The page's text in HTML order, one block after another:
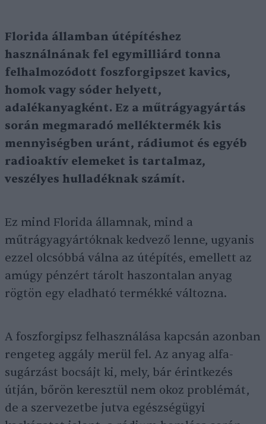
Florida államban útépítéshez
használnának fel egymilliárd tonna
felhalmozódott foszforgipszet kavics,
homok vagy sóder helyett,
adalékanyagként. Ez a műtrágyagyártás
során megmaradó melléktermék kis
mennyiségben uránt, rádiumot és egyéb
radioaktív elemeket is tartalmaz,
veszélyes hulladéknak számít.
Ez mind Florida államnak, mind a
műtrágyagyártóknak kedvező lenne, ugyanis
ezzel olcsóbbá válna az útépítés, emellett az
amúgy pénzért tárolt haszontalan anyag
rögtön egy eladható termékké változna.
A foszforgipsz felhasználása kapcsán azonban
rengeteg aggály merül fel. Az anyag alfa-
sugárzást bocsájt ki, mely, bár érintkezés
útján, bőrön keresztül nem okoz problémát,
de a szervezetbe jutva egészségügyi